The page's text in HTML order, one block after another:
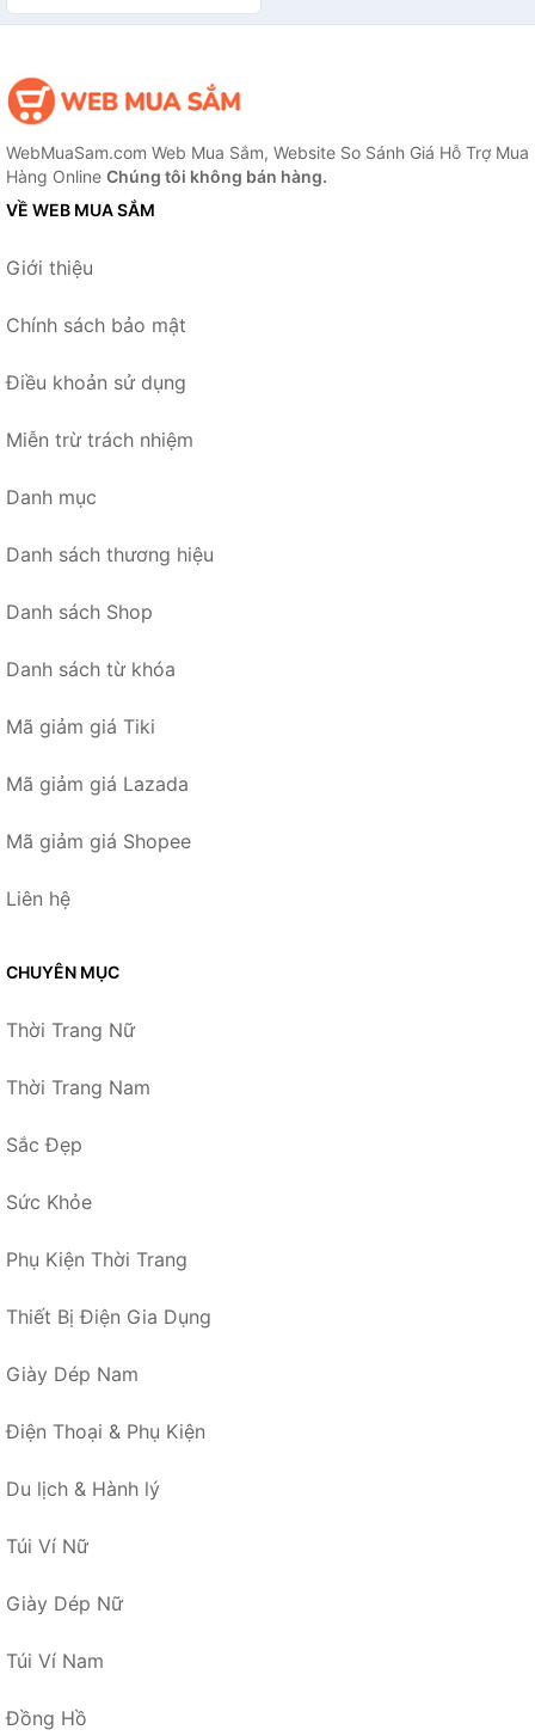
WebMuaSam.com Web Mua Sắm, Website So Sánh Giá Hỗ Trợ Mua
Hàng Online Chúng tôi không bán hàng.
VỀ WEB MUA SẮM
Giới thiệu
Chính sách bảo mật
Điều khoản sử dụng
Miễn trừ trách nhiệm
Danh mục
Danh sách thương hiệu
Danh sách Shop
Danh sách từ khóa
Mã giảm giá Tiki
Mã giảm giá Lazada
Mã giảm giá Shopee
Liên hệ
CHUYÊN MỤC
Thời Trang Nữ
Thời Trang Nam
Sắc Đẹp
Sức Khỏe
Phụ Kiện Thời Trang
Thiết Bị Điện Gia Dụng
Giày Dép Nam
Điện Thoại & Phụ Kiện
Du lịch & Hành lý
Túi Ví Nữ
Giày Dép Nữ
Túi Ví Nam
Đồng Hồ